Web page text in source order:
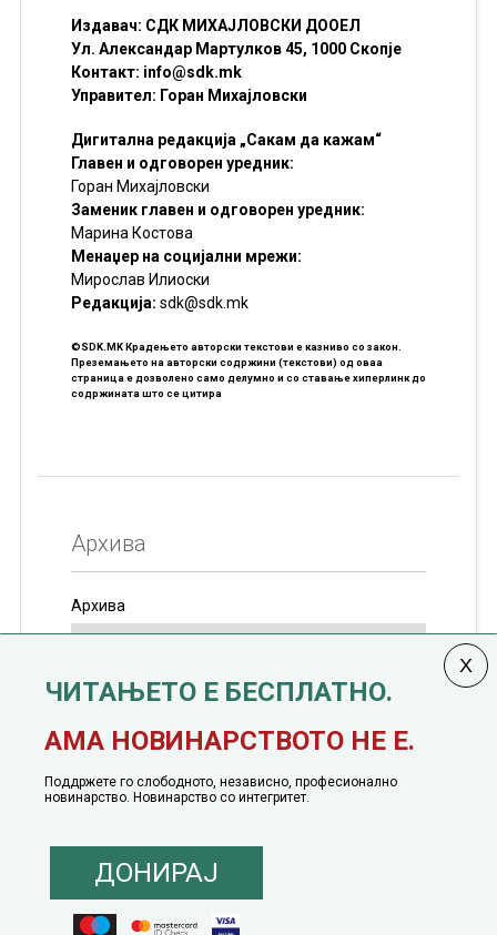
Издавач: СДК МИХАЈЛОВСКИ ДООЕЛ
Ул. Александар Мартулков 45, 1000 Скопје
Контакт: info@sdk.mk
Управител: Горан Михајловски
Дигитална редакција „Сакам да кажам“
Главен и одговорен уредник:
Горан Михајловски
Заменик главен и одговорен уредник:
Марина Костова
Менаџер на социјални мрежи:
Мирослав Илиоски
Редакцијa: sdk@sdk.mk
©SDK.MK Крадењето авторски текстови е казниво со закон.
Преземањето на авторски содржини (текстови) од оваа
страница е дозволено само делумно и со ставање хиперлинк до
содржината што се цитира
Архива
Архива
јануари, 1991 година
Понуда за политичко рекламирање
ЧИТАЊЕТО Е БЕСПЛАТНО.
АМА НОВИНАРСТВОТО НЕ Е.
Поддржете го слободното, независно, професионално
новинарство. Новинарство со интегритет.
ДОНИРАЈ